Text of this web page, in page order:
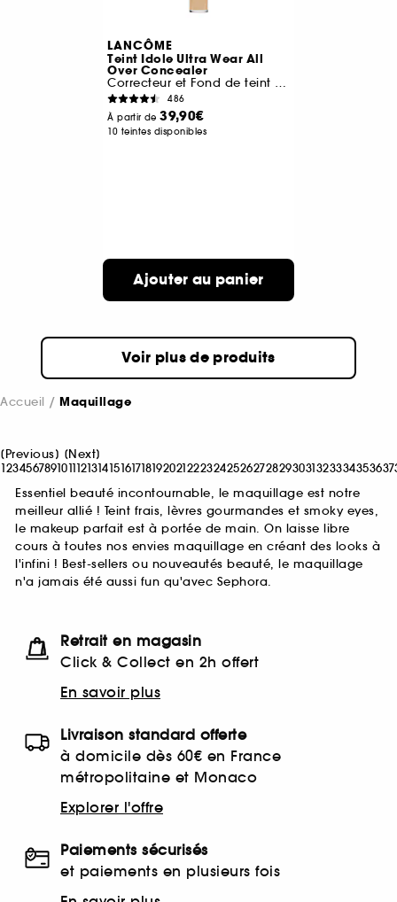
LANCÔME
Teint Idole Ultra Wear All
Over Concealer
Correcteur et Fond de teint 2 en 1
486
À partir de39,90€
10 teintes disponibles
Ajouter au panier
Voir plus de produits
Accueil Maquillage
[Previous] [Next]
12345678910111213141516171819202122232425262728293031323334353637
Essentiel beauté incontournable, le maquillage est notre
meilleur allié ! Teint frais, lèvres gourmandes et smoky eyes,
le makeup parfait est à portée de main. On laisse libre
cours à toutes nos envies maquillage en créant des looks à
l'infini ! Best-sellers ou nouveautés beauté, le maquillage
n'a jamais été aussi fun qu'avec Sephora.
Retrait en magasin
Click & Collect en 2h offert
En savoir plus
Livraison standard offerte
à domicile dès 60€ en France
métropolitaine et Monaco
Explorer l'offre
Paiements sécurisés
et paiements en plusieurs fois